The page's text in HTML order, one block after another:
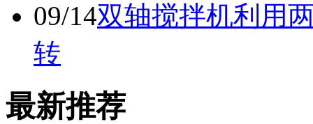
09/14双轴搅拌机利用
转
最新推荐